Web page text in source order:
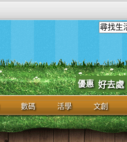
優惠 好去處
數碼 活學 文創